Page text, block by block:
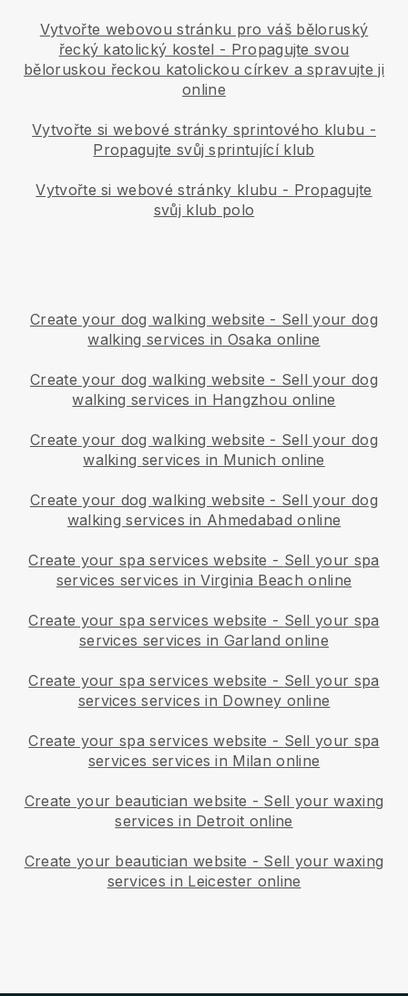
Vytvořte webovou stránku pro váš běloruský
řecký katolický kostel - Propagujte svou
běloruskou řeckou katolickou církev a spravujte ji
online
Vytvořte si webové stránky sprintového klubu -
Propagujte svůj sprintující klub
Vytvořte si webové stránky klubu - Propagujte
svůj klub polo
Create your dog walking website - Sell your dog
walking services in Osaka online
Create your dog walking website - Sell your dog
walking services in Hangzhou online
Create your dog walking website - Sell your dog
walking services in Munich online
Create your dog walking website - Sell your dog
walking services in Ahmedabad online
Create your spa services website - Sell your spa
services services in Virginia Beach online
Create your spa services website - Sell your spa
services services in Garland online
Create your spa services website - Sell your spa
services services in Downey online
Create your spa services website - Sell your spa
services services in Milan online
Create your beautician website - Sell your waxing
services in Detroit online
Create your beautician website - Sell your waxing
services in Leicester online